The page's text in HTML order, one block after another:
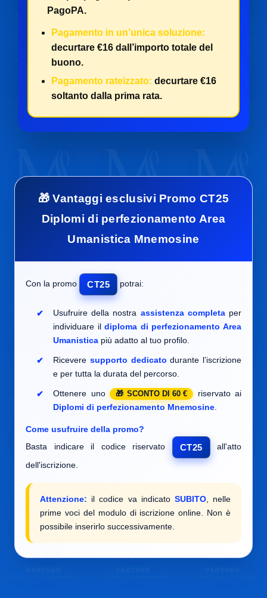
PagoPA.
Pagamento in un’unica soluzione:
decurtare €16 dall’importo totale del
buono.
Pagamento rateizzato: decurtare €16
soltanto dalla prima rata.
🎁 Vantaggi esclusivi Promo CT25
Diplomi di perfezionamento Area
Umanistica Mnemosine
Con la promo CT25 potrai:
Usufruire della nostra assistenza completaper
individuare ildiploma di perfezionamento Area
Umanistica più adatto al tuo profilo.
Ricevere supporto dedicato durante l’iscrizione
e per tutta la durata del percorso.
Ottenere uno SCONTO DI 60 €
riservato ai
Diplomi di perfezionamento Mnemosine
Come usufruire della promo?
Basta indicare il codice riservato
CT25
all'atto
dell'iscrizione.
Attenzione: il codice va indicato SUBITO, nelle
prime voci del modulo di iscrizione online. Non è
possibile inserirlo successivamente.